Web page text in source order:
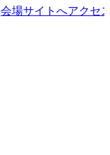
会場サイトへアクセ